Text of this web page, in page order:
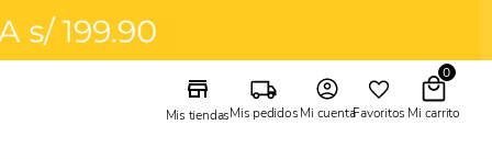
Mis tiendasMis pedidosMi cuentaFavoritos
0